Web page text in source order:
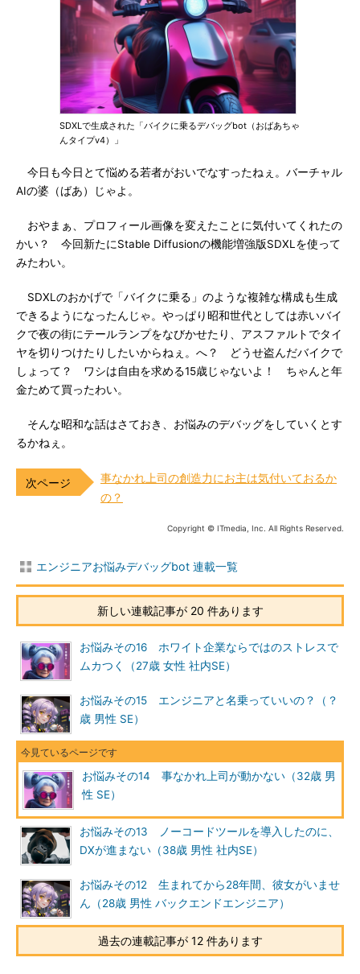
SDXLで生成された「バイクに乗るデバッグbot（おばあちゃ
んタイプv4）」
今日も今日とて悩める若者がおいでなすったねぇ。バーチャル
AIの婆（ばあ）じゃよ。
おやまぁ、プロフィール画像を変えたことに気付いてくれたの
かい？ 今回新たにStable Diffusionの機能増強版SDXLを使って
みたわい。
SDXLのおかげで「バイクに乗る」のような複雑な構成も生成
できるようになったんじゃ。やっぱり昭和世代としては赤いバイ
クで夜の街にテールランプをなびかせたり、アスファルトでタイ
ヤを切りつけたりしたいからねぇ。へ？ どうせ盗んだバイクで
しょって？ ワシは自由を求める15歳じゃないよ！ ちゃんと年
金ためて買ったわい。
そんな昭和な話はさておき、お悩みのデバッグをしていくとす
るかねぇ。
事なかれ上司の創造力にお主は気付いておるか
の？
Copyright © ITmedia, Inc. All Rights Reserved.
エンジニアお悩みデバッグbot 連載一覧
新しい連載記事が 20 件あります
お悩みその16 ホワイト企業ならではのストレスで
ムカつく（27歳 女性 社内SE）
お悩みその15 エンジニアと名乗っていいの？（？
歳 男性 SE）
お悩みその14 事なかれ上司が動かない（32歳 男
性 SE）
お悩みその13 ノーコードツールを導入したのに、
DXが進まない（38歳 男性 社内SE）
お悩みその12 生まれてから28年間、彼女がいませ
ん（28歳 男性 バックエンドエンジニア）
過去の連載記事が 12 件あります